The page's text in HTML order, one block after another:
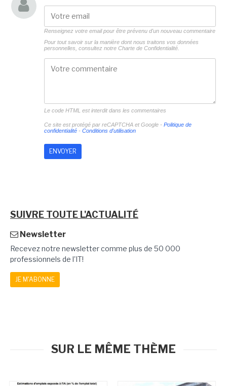
Renseignez votre email pour être prévenu d'un nouveau commentaire
Pour tout savoir sur la manière dont nous traitons vos données
personnelles, consultez notre Charte de Confidentialité.
Le code HTML est interdit dans les commentaires
Ce site est protégé par reCAPTCHA et Google - Politique de
confidentialité- Conditions d'utilisation
SUIVRE TOUTE L'ACTUALITÉ
Newsletter
Recevez notre newsletter comme plus de 50 000
professionnels de l'IT!
JE M'ABONNE
SUR LE MÊME THÈME